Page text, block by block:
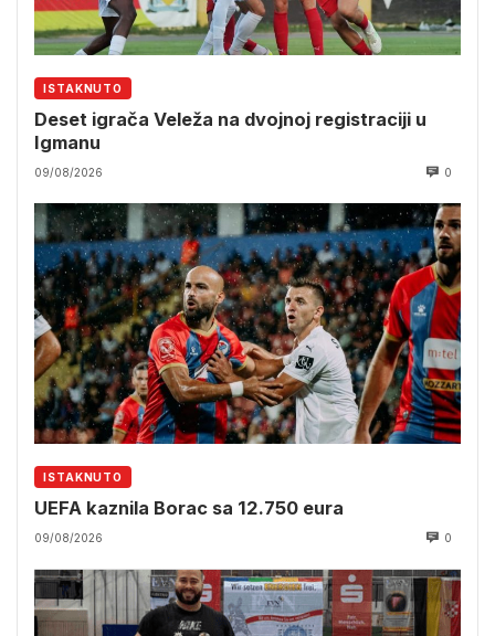
ISTAKNUTO
Deset igrača Veleža na dvojnoj registraciji u
Igmanu
09/08/2026 0
ISTAKNUTO
UEFA kaznila Borac sa 12.750 eura
09/08/2026 0